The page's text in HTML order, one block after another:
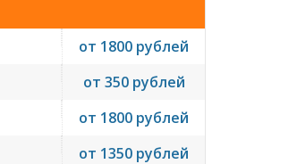
от 1800 рублей
от 350 рублей
от 1800 рублей
от 1350 рублей